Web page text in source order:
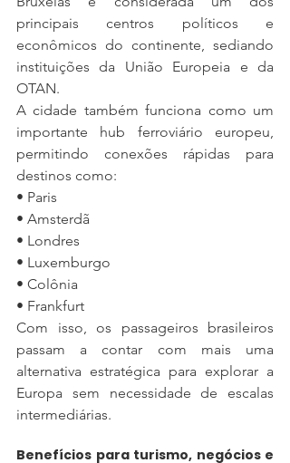
principais centros políticos e
econômicos do continente, sediando
instituições da União Europeia e da
OTAN.
A cidade também funciona como um
importante hub ferroviário europeu,
permitindo conexões rápidas para
destinos como:
• Paris
• Amsterdã
• Londres
• Luxemburgo
• Colônia
• Frankfurt
Com isso, os passageiros brasileiros
passam a contar com mais uma
alternativa estratégica para explorar a
Europa sem necessidade de escalas
intermediárias.
Benefícios para turismo, negócios e